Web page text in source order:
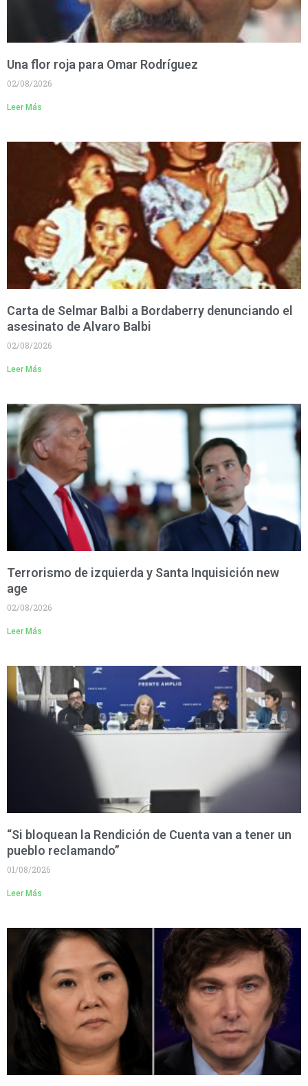
Una flor roja para Omar Rodríguez
02/08/2026
Leer Más
Carta de Selmar Balbi a Bordaberry denunciando el
asesinato de Alvaro Balbi
02/08/2026
Leer Más
Terrorismo de izquierda y Santa Inquisición new
age
02/08/2026
Leer Más
“Si bloquean la Rendición de Cuenta van a tener un
pueblo reclamando”
01/08/2026
Leer Más